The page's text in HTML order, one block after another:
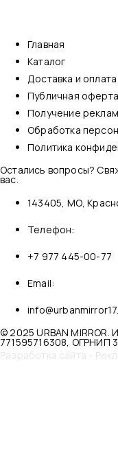
Главная
Каталог
Доставка и оплата
Публичная оферта
Получение
Обработка
Политика
Остались вопросы?
вас.
143405, МО,
Телефон:
+7 977 445-00-77
Email:
© 2025 URBAN
771595716308, ОГРНИП
Разработка сайта -